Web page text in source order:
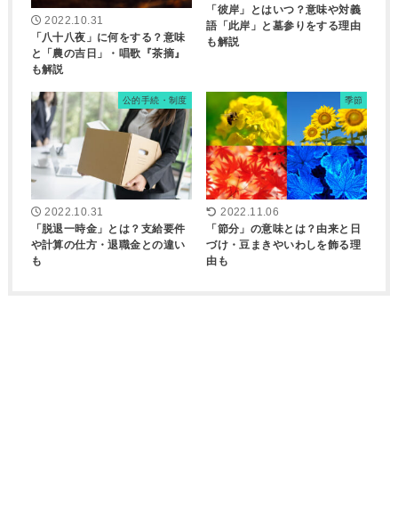
2022.10.31
「八十八夜」に何をする？意味
と「農の吉日」・唱歌『茶摘』
も解説
「彼岸」とはいつ？意味や対義
語「此岸」と墓参りをする理由
も解説
公的手続・制度
2022.10.31
「脱退一時金」とは？支給要件
や計算の仕方・退職金との違い
も
季節
2022.11.06
「節分」の意味とは？由来と日
づけ・豆まきやいわしを飾る理
由も